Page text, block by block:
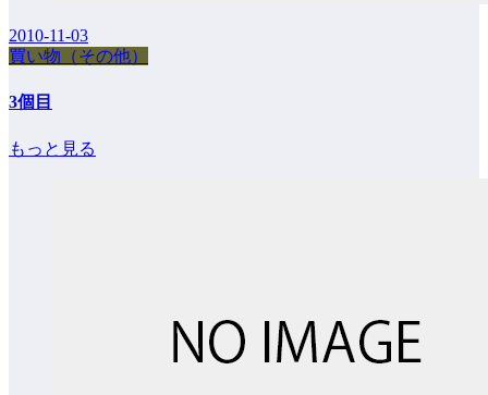
2010-11-03
買い物（その他）
3個目
もっと見る